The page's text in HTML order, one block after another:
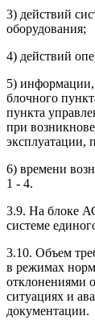
3) действий
оборудования;
4) действий
5) информации,
блочного
пункта
при
эксплуатации,
6) времени
1 - 4.
3.9. На блоке
системе
3.10. Объем
в режимах
отклонениями
ситуациях и
документации.